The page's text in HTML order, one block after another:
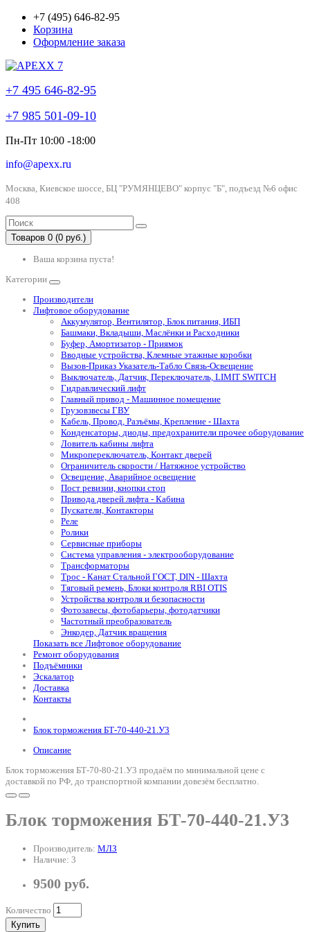
+7 (495) 646-82-95
Корзина
Оформление заказа
+7 495 646-82-95
+7 985 501-09-10
Пн-Пт 10:00 -18:00
info@apexx.ru
Москва, Киевское шоссе, БЦ "РУМЯНЦЕВО" корпус "Б", подъезд №6 офис
408
Товаров 0 (0 руб.)
Ваша корзина пуста!
Категории
Производители
Лифтовое оборудование
Аккумулятор, Вентилятор, Блок питания, ИБП
Башмаки, Вкладыши, Маслёнки и Расходники
Буфер, Амортизатор - Приямок
Вводные устройства, Клемные этажные коробки
Вызов-Приказ Указатель-Табло Связь-Освещение
Выключатель, Датчик, Переключатель, LIMIT SWITCH
Гидравлический лифт
Главный привод - Машинное помещение
Грузовзвесы ГВУ
Кабель, Провод, Разъёмы, Крепление - Шахта
Конденсаторы, диоды, предохранители прочее оборудование
Ловитель кабины лифта
Микропереключатель, Контакт дверей
Ограничитель скорости / Натяжное устройство
Освещение, Аварийное освещение
Пост ревизии, кнопки стоп
Привода дверей лифта - Кабина
Пускатели, Контакторы
Реле
Ролики
Сервисные приборы
Система управления - электрооборудование
Трансформаторы
Трос - Канат Стальной ГОСТ, DIN - Шахта
Тяговый ремень, Блоки контроля RBI OTIS
Устройства контроля и безопасности
Фотозавесы, фотобарьеры, фотодатчики
Частотный преобразователь
Энкодер, Датчик вращения
Показать все Лифтовое оборудование
Ремонт оборудования
Подъёмники
Эскалатор
Доставка
Контакты
Блок торможения БТ-70-440-21.У3
Описание
Блок торможения БТ-70-80-21.У3 продаём по минимальной цене с
доставкой по РФ, до транспортной компании довезём бесплатно.
Блок торможения БТ-70-440-21.У3
Производитель: МЛЗ
Наличие: 3
9500 руб.
Количество
Купить